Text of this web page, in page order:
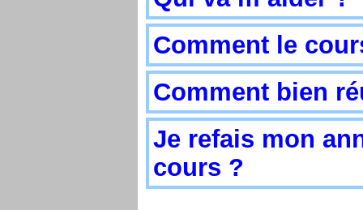
Comment le
Comment bien
Je refais mon
cours ?